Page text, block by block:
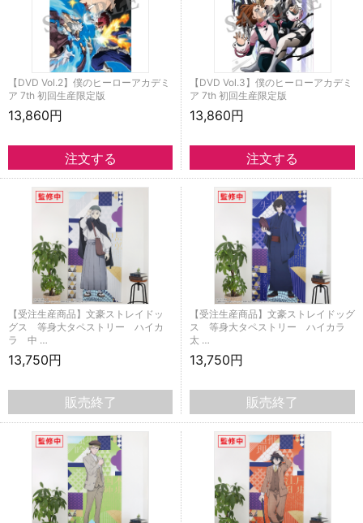
【DVD Vol.2】僕のヒーローアカデミ
ア 7th 初回生産限定版
13,860円
【DVD Vol.3】僕のヒーローアカデミ
ア 7th 初回生産限定版
13,860円
【受注生産商品】文豪ストレイドッ
グス 等身大タペストリー ハイカ
ラ 中 …
13,750円
販売終了
【受注生産商品】文豪ストレイドッグ
ス 等身大タペストリー ハイカラ
太 …
13,750円
販売終了